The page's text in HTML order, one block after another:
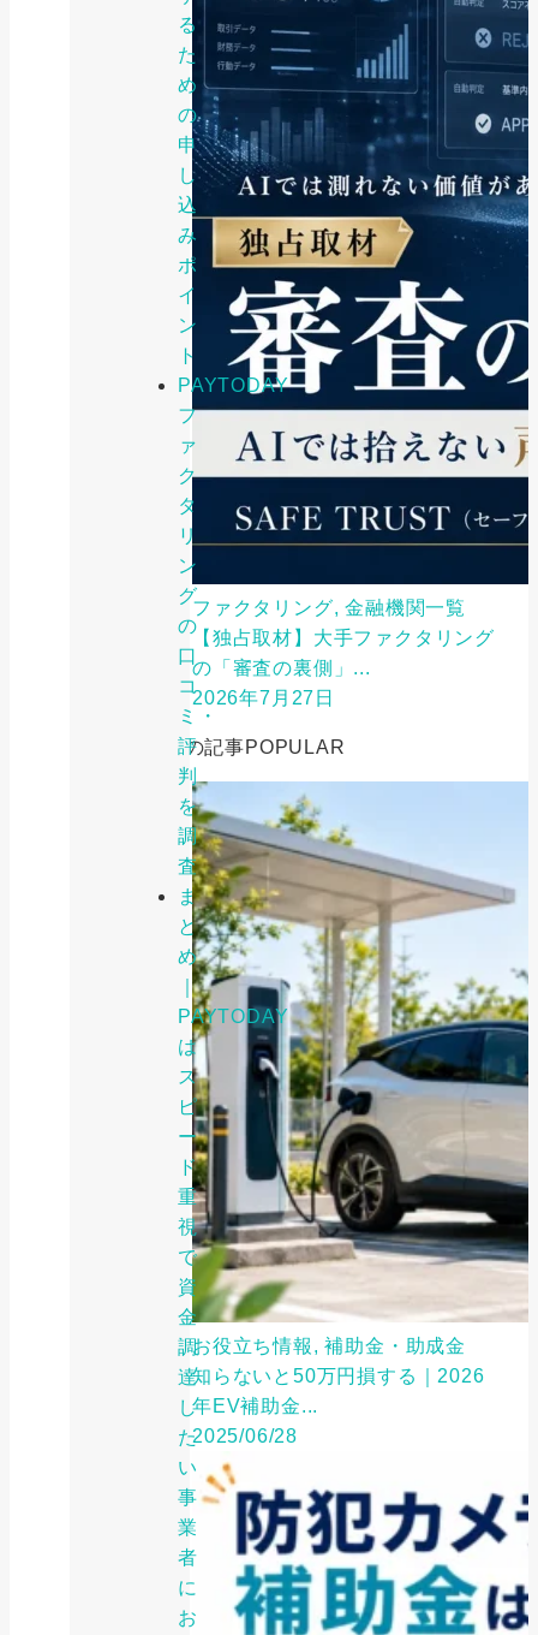
る
た
め
の
申
し
込
み
ポ
イ
ン
ト
PAYTODAY
フ
ァ
ク
タ
リ
ン
グ
の
口
コ
ミ・
評
判
を
調
査
ま
と
め
｜
PAYTODAY
は
ス
ピ
ー
ド
重
視
で
資
金
調
達
し
た
い
事
業
者
に
お
ファクタリング, 金融機関一覧
【独占取材】大手ファクタリング
の「審査の裏側」...
2026年7月27日
人気の記事POPULAR
お役立ち情報, 補助金・助成金
知らないと50万円損する｜2026
年EV補助金...
2025/06/28